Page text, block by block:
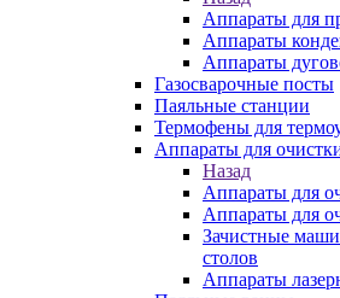
Аппараты для
Аппараты
Аппараты
Газосварочные посты
Паяльные станции
Термофены для
Аппараты для
Назад
Аппараты для
Аппараты для
Зачистные
столов
Аппараты